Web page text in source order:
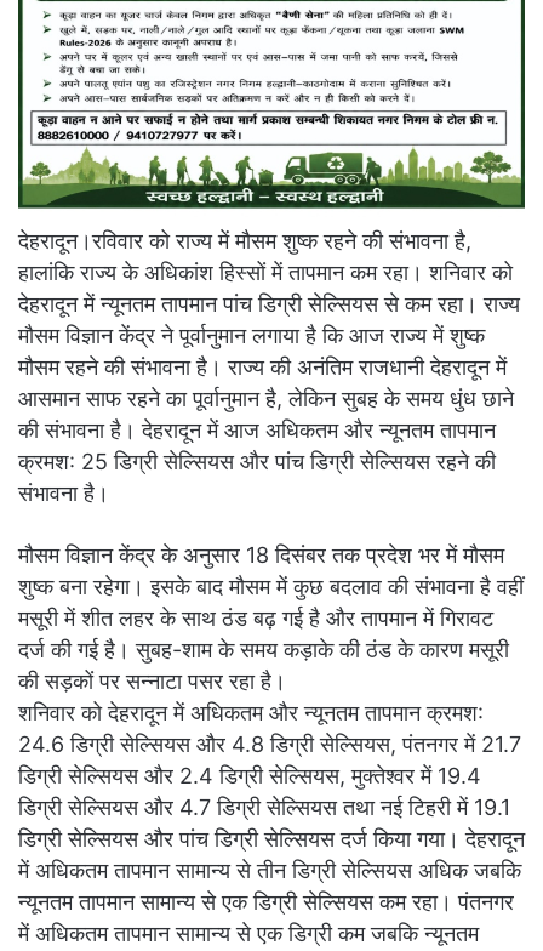
देहरादून।रविवार को राज्य में मौसम शुष्क रहने की संभावना है,
हालांकि राज्य के अधिकांश हिस्सों में तापमान कम रहा। शनिवार को
देहरादून में न्यूनतम तापमान पांच डिग्री सेल्सियस से कम रहा। राज्य
मौसम विज्ञान केंद्र ने पूर्वानुमान लगाया है कि आज राज्य में शुष्क
मौसम रहने की संभावना है। राज्य की अनंतिम राजधानी देहरादून में
आसमान साफ ​​रहने का पूर्वानुमान है, लेकिन सुबह के समय धुंध छाने
की संभावना है। देहरादून में आज अधिकतम और न्यूनतम तापमान
क्रमश: 25 डिग्री सेल्सियस और पांच डिग्री सेल्सियस रहने की
संभावना है।
मौसम विज्ञान केंद्र के अनुसार 18 दिसंबर तक प्रदेश भर में मौसम
शुष्क बना रहेगा। इसके बाद मौसम में कुछ बदलाव की संभावना है वहीं
मसूरी में शीत लहर के साथ ठंड बढ़ गई है और तापमान में गिरावट
दर्ज की गई है। सुबह-शाम के समय कड़ाके की ठंड के कारण मसूरी
की सड़कों पर सन्नाटा पसर रहा है।
शनिवार को देहरादून में अधिकतम और न्यूनतम तापमान क्रमश:
24.6 डिग्री सेल्सियस और 4.8 डिग्री सेल्सियस, पंतनगर में 21.7
डिग्री सेल्सियस और 2.4 डिग्री सेल्सियस, मुक्तेश्वर में 19.4
डिग्री सेल्सियस और 4.7 डिग्री सेल्सियस तथा नई टिहरी में 19.1
डिग्री सेल्सियस और पांच डिग्री सेल्सियस दर्ज किया गया। देहरादून
में अधिकतम तापमान सामान्य से तीन डिग्री सेल्सियस अधिक जबकि
न्यूनतम तापमान सामान्य से एक डिग्री सेल्सियस कम रहा। पंतनगर
में अधिकतम तापमान सामान्य से एक डिग्री कम जबकि न्यूनतम